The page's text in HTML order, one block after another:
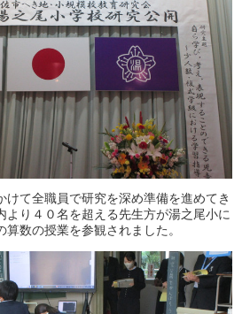
けて全職員で研究を深め準備を進めてき
より４０名を超える先生方が湯之尾小に
数の授業を参観されました。